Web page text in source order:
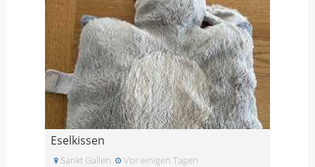
Eselkissen
Sankt Gallen Vor einigen Tagen